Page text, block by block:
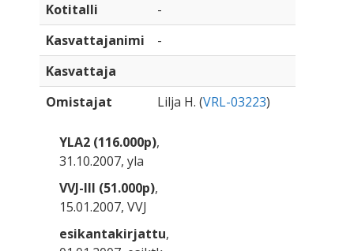
Kotitalli
-
Kasvattajanimi
-
Kasvattaja
Omistajat
Lilja H. (VRL-03223)
YLA2 (116.000p),
31.10.2007, yla
VVJ-III (51.000p),
15.01.2007, VVJ
esikantakirjattu,